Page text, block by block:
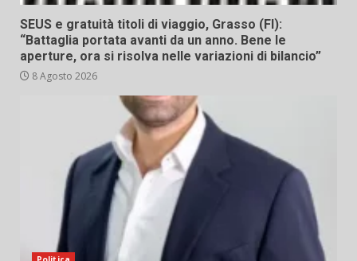
SEUS e gratuità titoli di viaggio, Grasso (FI):
“Battaglia portata avanti da un anno. Bene le
aperture, ora si risolva nelle variazioni di bilancio”
8 Agosto 2026